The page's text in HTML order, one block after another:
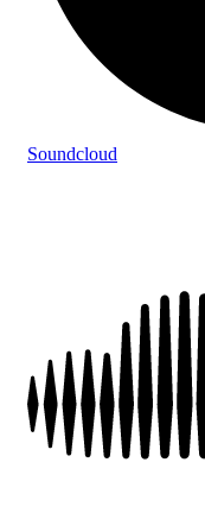
Soundcloud